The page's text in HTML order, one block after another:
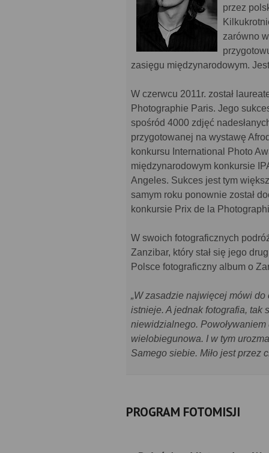
przez
zarówno
zasięgu międzynarodowym.
W czerwcu 2011r. został
Photographie Paris. Jego
spośród 4000 zdjęć
przygotowanej na wystawę
konkursu International Photo
międzynarodowym konkursie
Angeles. Sukces jest tym
samym roku ponownie został
konkursie Prix de la
W swoich fotograficznych
Zanzibar, który stał się jego
Polsce fotograficzny album o
„W zasadzie najwięcej mówi
istnieje. A jednak fotografia, tak
niewidzialnego.
wielobiegunowa. I w tym
Samego siebie. Miło jest przez
PROGRAM FOTOMISJI